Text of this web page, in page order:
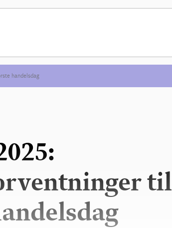
handelsdag
til